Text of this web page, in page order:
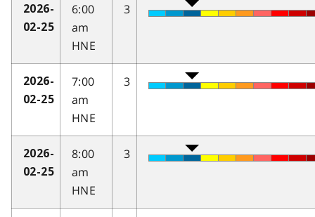
2026-
02-25
6:00
am
HNE
3
2026-
02-25
7:00
am
HNE
3
2026-
02-25
8:00
am
HNE
3